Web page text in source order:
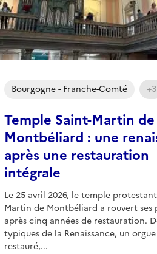
Temple Saint-Martin de
Montbéliard : une
après une restauration
intégrale
Le 25 avril 2026, le temple
Martin de Montbéliard a rouvert ses
après cinq années de restauration.
typiques de la Renaissance, un orgue
restauré,...
Bourgogne - Franche-Comté +3